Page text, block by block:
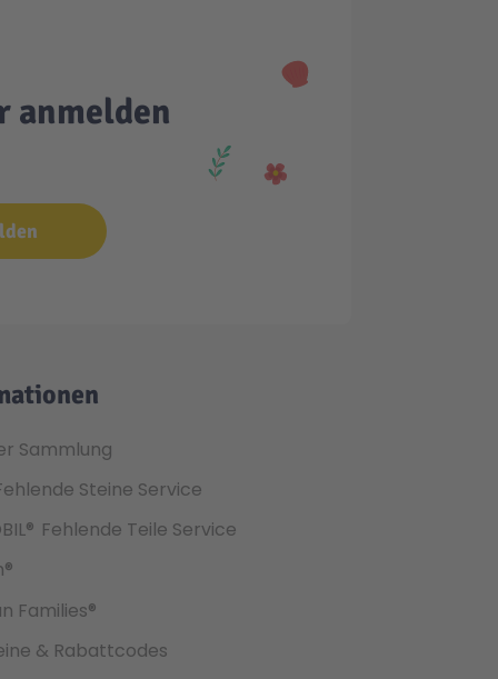
anmelden
Sammlung
Steine Service
Fehlende Teile Service
Families®
& Rabattcodes